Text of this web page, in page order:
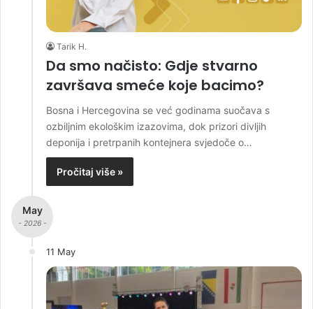
Tarik H.
Da smo načisto: Gdje stvarno
završava smeće koje bacimo?
Bosna i Hercegovina se već godinama suočava s
ozbiljnim ekološkim izazovima, dok prizori divljih
deponija i pretrpanih kontejnera svjedoče o…
Pročitaj više »
May
- 2026 -
11 May